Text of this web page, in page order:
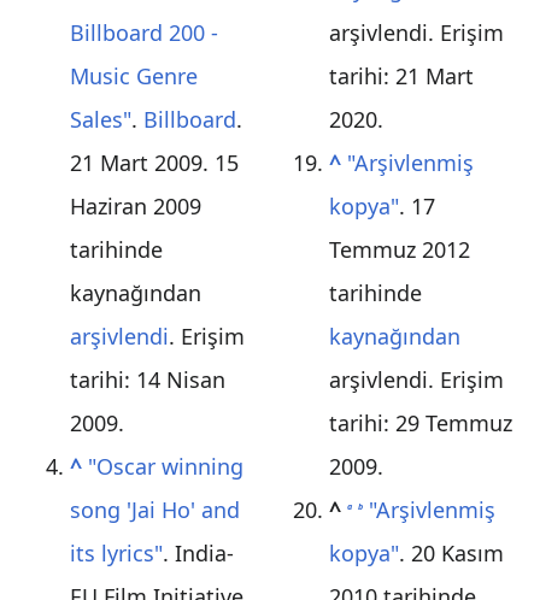
Billboard 200 -
Music Genre
Sales". Billboard.
21 Mart 2009. 15
Haziran 2009
tarihinde
kaynağından
arşivlendi. Erişim
tarihi: 14 Nisan
2009.
^ "Oscar winning
song 'Jai Ho' and
its lyrics". India-
arşivlendi. Erişim
tarihi: 21 Mart
2020.
^ "Arşivlenmiş
kopya". 17
Temmuz 2012
tarihinde
kaynağından
arşivlendi. Erişim
tarihi: 29 Temmuz
2009.
^ a b "Arşivlenmiş
kopya". 20 Kasım